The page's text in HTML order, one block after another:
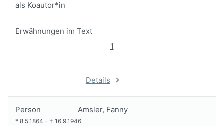
als Koautor*in
Erwähnungen im Text
1
Details
Person Amsler, Fanny
* 8.5.1864 - † 16.9.1946